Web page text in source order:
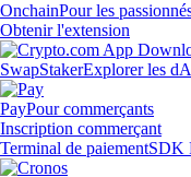
OnchainPour les
Obtenir l'extension
SwapStakerExplorer les
PayPour commerçants
Inscription commerçant
Terminal de paiementSDK